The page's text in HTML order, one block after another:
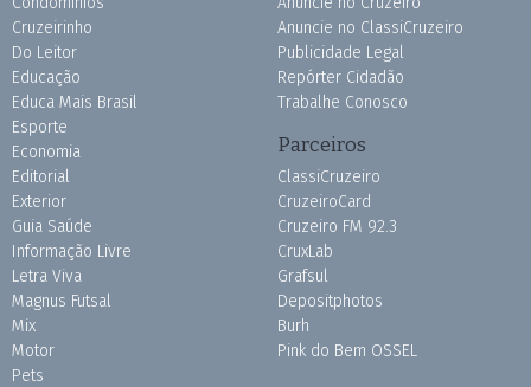
Cruzeirinho
Do Leitor
Educação
Educa Mais Brasil
Esporte
Economia
Editorial
Exterior
Guia Saúde
Informação Livre
Letra Viva
Magnus Futsal
Mix
Motor
Pets
Anuncie no ClassiCruzeiro
Publicidade Legal
Repórter Cidadão
Trabalhe Conosco
Parceiros
ClassiCruzeiro
CruzeiroCard
Cruzeiro FM 92.3
CruxLab
Grafsul
Depositphotos
Burh
Pink do Bem OSSEL